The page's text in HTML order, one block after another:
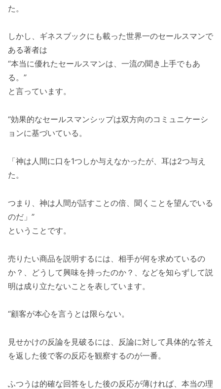
た。
しかし、ギネスブックにも載った世界一のセールスマンで
ある著者は
“本当に優れたセールスマンは、一流の聞き上手でもあ
る。”
と言っています。
“効果的なセールスマンシップは双方向のコミュニケーシ
ョンに基づいている。
「神は人間に口を1つしか与えなかったが、耳は2つ与え
た。
つまり、神は人間が話すことの倍、聞くことを望んでいる
のだ」”
ということです。
売りたい商品を説明するには、相手が何を求めているの
か？、どうして興味を持ったのか？、などを知らずして説
明は成り立たないことを表しています。
“顧客が本心を言うとは限らない。
見せかけの反論を見破るには、反論に対して具体的な答え
を返した後で客の反応を観察するのが一番。
ふつうは的確な回答をした後の反応が薄ければ、本当の理